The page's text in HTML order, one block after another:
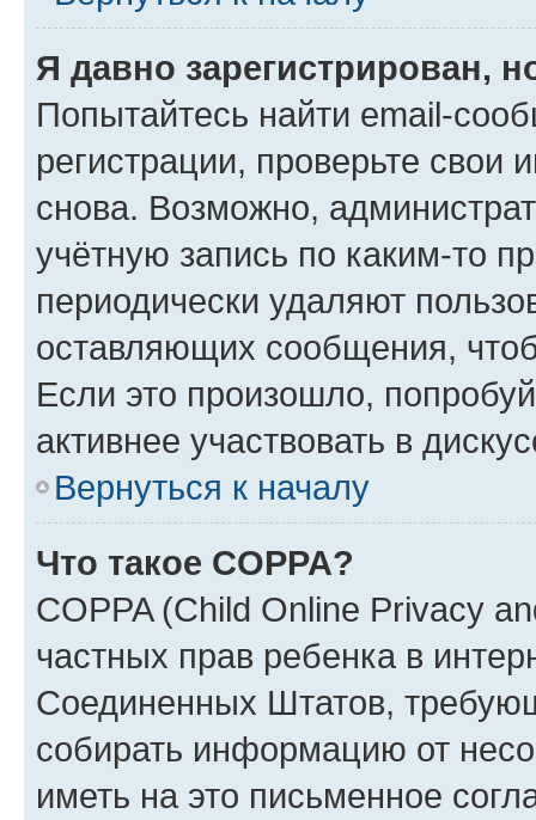
Я давно зарегистрирован,
Попытайтесь найти email-
регистрации, проверьте свои
снова. Возможно,
учётную запись по каким-то
периодически удаляют
оставляющих сообщения,
Если это произошло,
активнее участвовать в
Вернуться к началу
Что такое COPPA?
COPPA (Child Online Privacy
частных прав ребенка в
Соединенных Штатов,
собирать информацию от
иметь на это письменное